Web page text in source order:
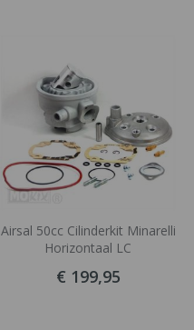
Airsal 50cc Cilinderkit Minarelli
Horizontaal LC
€ 199,95